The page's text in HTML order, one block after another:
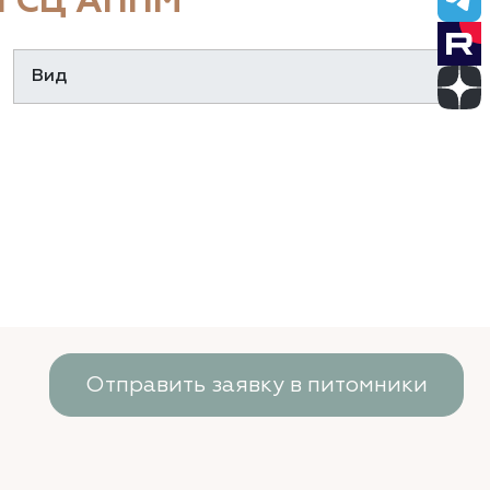
Отправить заявку в питомники